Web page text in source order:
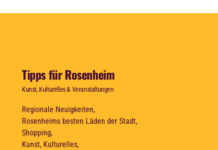
Tipps für Rosenheim
Kunst, Kulturelles & Veranstaltungen
Regionale Neuigkeiten,
Rosenheims besten Läden der Stadt,
Shopping,
Kunst, Kulturelles,